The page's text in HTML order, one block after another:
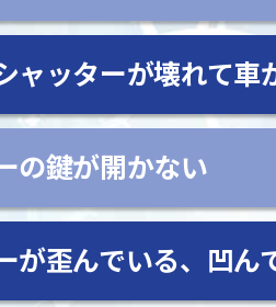
ャッターが壊れて車
の鍵が開かない
が歪んでいる、凹ん